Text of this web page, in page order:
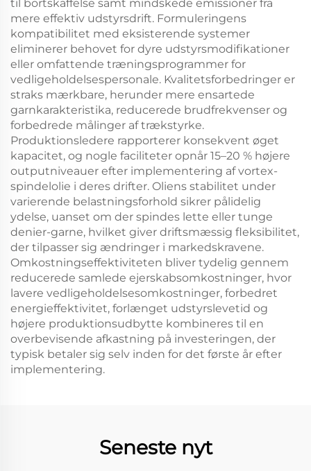
til bortskaffelse samt mindskede emissioner fra
mere effektiv udstyrsdrift. Formuleringens
kompatibilitet med eksisterende systemer
eliminerer behovet for dyre udstyrsmodifikationer
eller omfattende træningsprogrammer for
vedligeholdelsespersonale. Kvalitetsforbedringer er
straks mærkbare, herunder mere ensartede
garnkarakteristika, reducerede brudfrekvenser og
forbedrede målinger af trækstyrke.
Produktionsledere rapporterer konsekvent øget
kapacitet, og nogle faciliteter opnår 15–20 % højere
outputniveauer efter implementering af vortex-
spindelolie i deres drifter. Oliens stabilitet under
varierende belastningsforhold sikrer pålidelig
ydelse, uanset om der spindes lette eller tunge
denier-garne, hvilket giver driftsmæssig fleksibilitet,
der tilpasser sig ændringer i markedskravene.
Omkostningseffektiviteten bliver tydelig gennem
reducerede samlede ejerskabsomkostninger, hvor
lavere vedligeholdelsesomkostninger, forbedret
energieffektivitet, forlænget udstyrslevetid og
højere produktionsudbytte kombineres til en
overbevisende afkastning på investeringen, der
typisk betaler sig selv inden for det første år efter
implementering.
Seneste nyt